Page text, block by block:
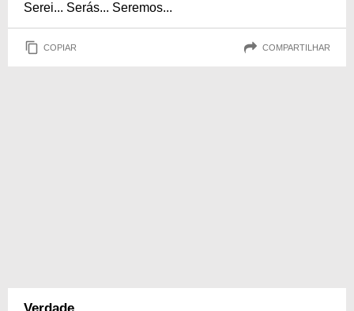
Serei... Serás... Seremos...
COPIAR COMPARTILHAR